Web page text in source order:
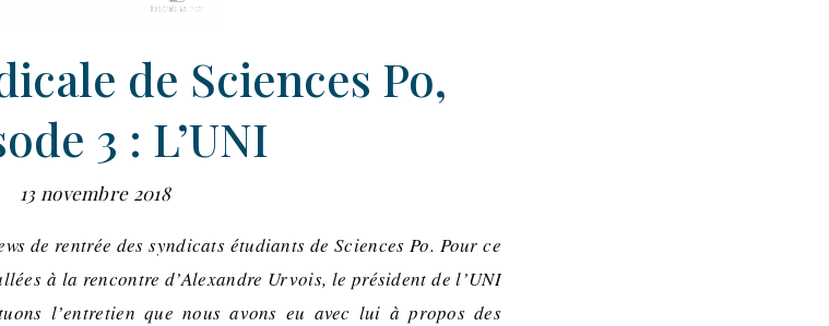
de Sciences Po,
3 : L’UNI
13 novembre 2018
de rentrée des syndicats étudiants de Sciences Po. Pour ce
à la rencontre d’Alexandre Urvois, le président de l’UNI
l’entretien que nous avons eu avec lui à propos des